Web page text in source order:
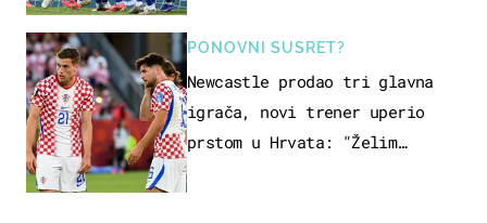
PONOVNI SUSRET?
Newcastle prodao tri glavna
igrača, novi trener uperio
prstom u Hrvata: "Želim